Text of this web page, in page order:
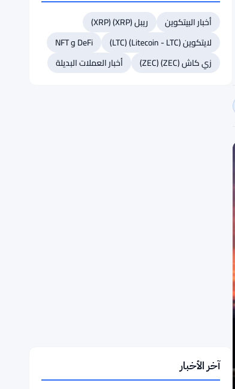
أخبار البيتكوين
ريبل (XRP) (XRP)
لايتكوين (Litecoin - LTC) (LTC)
DeFi و NFT
زي كاش (ZEC) (ZEC)
أخبار العملات البديلة